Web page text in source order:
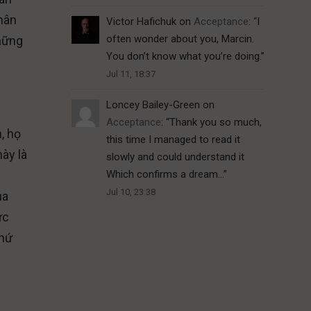
họ
là
Victor Hafichukon Acceptance: “I
often wonder about you, Marcin.
You don’t know what you’re doing.”
Jul 11, 18:37
Loncey Bailey-Green on
Acceptance: “Thank you so much,
this time I managed to read it
slowly and could understand it
Which confirms a dream…”
Jul 10, 23:38